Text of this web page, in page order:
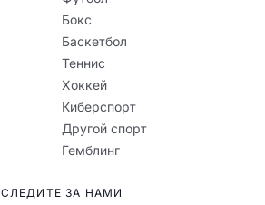
Бокс
Баскетбол
Теннис
Хоккей
Киберспорт
Другой спорт
Гемблинг
СЛЕДИТЕ ЗА НАМИ